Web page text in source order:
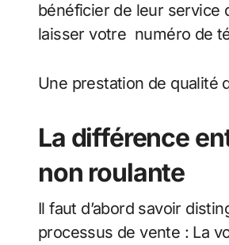
bénéficier de leur service
laisser votre numéro de
Une prestation de qualité
La différence
non roulante
Il faut d’abord savoir
processus de vente : La